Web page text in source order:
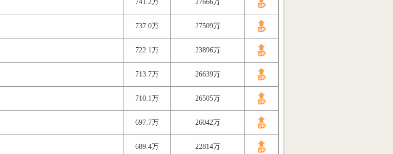
741.2万 27666万
737.0万 27509万
722.1万 23896万
713.7万 26639万
710.1万 26505万
697.7万 26042万
689.4万 22814万